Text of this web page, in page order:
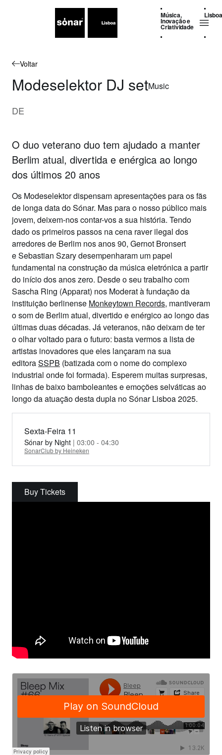
Música,
Inovação e
Criatividade
Lisboa
Voltar
Modeselektor DJ setMusic
DE
O duo veterano duo tem ajudado a manter
Berlim atual, divertida e enérgica ao longo
dos últimos 20 anos
Os Modeselektordispensam apresentações para os fãs
de longa data do Sónar. Mas para o nosso público mais
jovem, deixem-nos contar-vos a sua história. Tendo
dado os primeiros passos na cena raver ilegal dos
arredores de Berlim nos anos 90, Gernot Bronsert
eSebastian Szarydesempenharam um papel
fundamental na construção da música eletrónica a partir
do início dos anos zero. Desde o seu trabalho com
Sascha Ring (Apparat) nos Moderat à fundação da
instituição berlinense Monkeytown Records, mantiveram
o som de Berlim atual, divertido e enérgico ao longo das
últimas duas décadas. Já veteranos, não deixam de ter
o olhar voltado para o futuro: basta vermos a lista de
artistas inovadores que eles lançaram na sua
editoraSSPB (batizada com o nome do complexo
industrial onde foi formada). Esperem muitas surpresas,
linhas de baixo bamboleantes e emoções selváticas ao
longo da atuação desta dupla no Sónar Lisboa 2025.
Sexta-Feira 11
Sónar by Night | 03:00 - 04:30
SonarClub by Heineken
Buy Tickets